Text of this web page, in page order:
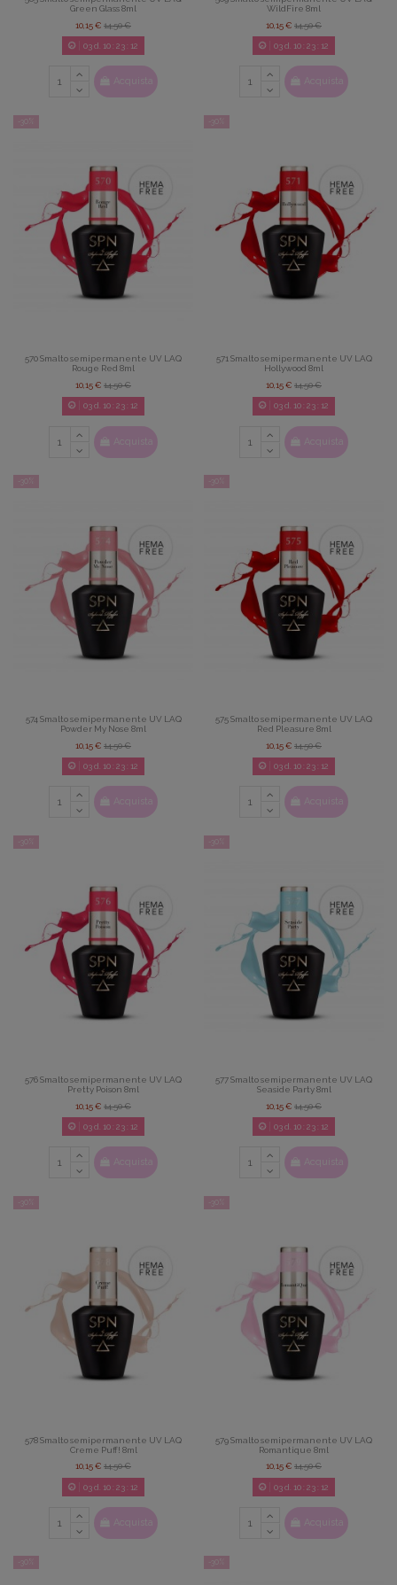
Green Glass 8ml
10,15 € 14,50 €
03d. 10:23: 11
Acquista
WildFire 8ml
10,15 € 14,50 €
03d. 10:23: 11
Acquista
-30%
570 Smalto semipermanente UV LAQ
Rouge Red 8ml
10,15 € 14,50 €
03d. 10:23: 11
Acquista
-30%
571 Smalto semipermanente UV LAQ
Hollywood 8ml
10,15 € 14,50 €
03d. 10:23: 11
Acquista
-30%
574 Smalto semipermanente UV LAQ
Powder My Nose 8ml
10,15 € 14,50 €
03d. 10:23: 11
Acquista
-30%
575 Smalto semipermanente UV LAQ
Red Pleasure 8ml
10,15 € 14,50 €
03d. 10:23: 11
Acquista
-30%
576 Smalto semipermanente UV LAQ
Pretty Poison 8ml
10,15 € 14,50 €
03d. 10:23: 11
Acquista
-30%
577 Smalto semipermanente UV LAQ
Seaside Party 8ml
10,15 € 14,50 €
03d. 10:23: 11
Acquista
-30%
578 Smalto semipermanente UV LAQ
Creme Puff! 8ml
10,15 € 14,50 €
03d. 10:23: 11
Acquista
-30%
579 Smalto semipermanente UV LAQ
Romantique 8ml
10,15 € 14,50 €
03d. 10:23: 11
Acquista
-30% -30%